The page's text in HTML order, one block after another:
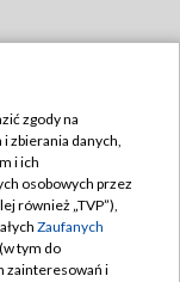
zgody na
zbierania danych,
i ich
osobowych przez
również „TVP”),
Zaufanych
tym do
zainteresowań i